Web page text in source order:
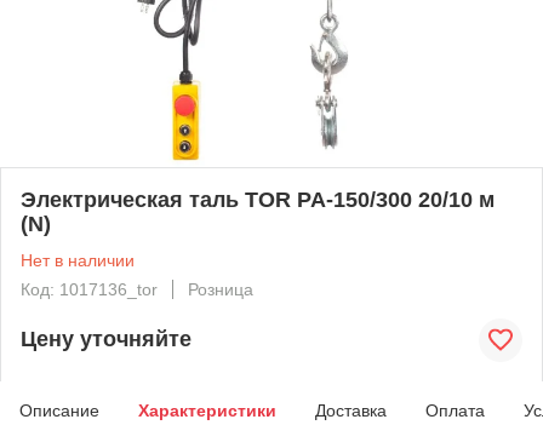
Электрическая таль TOR PA-150/300 20/10 м
(N)
Нет в наличии
Код: 1017136_tor
Розница
Цену уточняйте
Описание Характеристики Доставка Оплата